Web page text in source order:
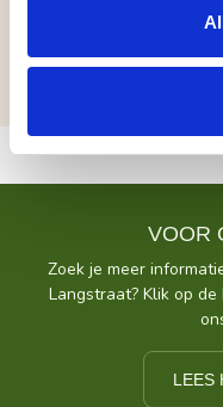
VOOR
Zoek je meer
Langstraat? Klik op
LEES